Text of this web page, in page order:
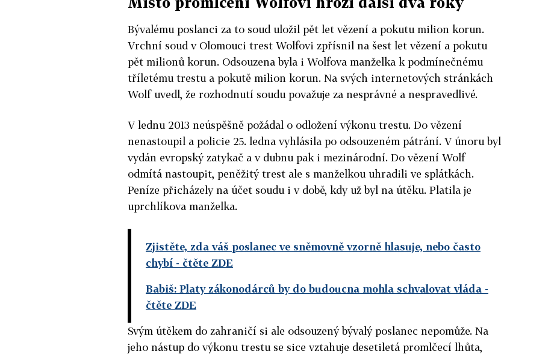
Bývalému poslanci za to soud uložil pět let vězení a pokutu milion korun.
Vrchní soud v Olomouci trest Wolfovi zpřísnil na šest let vězení a pokutu
pět milionů korun. Odsouzena byla i Wolfova manželka k podmínečnému
tříletému trestu a pokutě milion korun. Na svých internetových stránkách
Wolf uvedl, že rozhodnutí soudu považuje za nesprávné a nespravedlivé.
V lednu 2013 neúspěšně požádal o odložení výkonu trestu. Do vězení
nenastoupil a policie 25. ledna vyhlásila po odsouzeném pátrání. V únoru byl
vydán evropský zatykač a v dubnu pak i mezinárodní. Do vězení Wolf
odmítá nastoupit, peněžitý trest ale s manželkou uhradili ve splátkách.
Peníze přicházely na účet soudu i v době, kdy už byl na útěku. Platila je
uprchlíkova manželka.
Zjistěte, zda váš poslanec ve sněmovně vzorně hlasuje, nebo často
chybí - čtěte ZDE
Babiš: Platy zákonodárců by do budoucna mohla schvalovat vláda -
čtěte ZDE
Svým útěkem do zahraničí si ale odsouzený bývalý poslanec nepomůže. Na
jeho nástup do výkonu trestu se sice vztahuje desetiletá promlčecí lhůta,